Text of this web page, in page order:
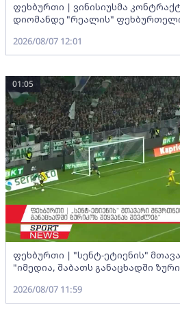
ფეხბურთი | ვინისიუსმა
დიომანდე "რეალის"
2026/08/07 12:01
ფეხბურთი | "სენტ-ეტიენის"
"იმედია, შაბათს განაცხადში
01:05
2026/08/07 11:59